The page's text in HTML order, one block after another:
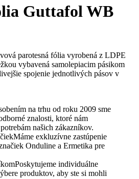
Guttafol WB
parotesná fólia vyrobená z LDPE
vybavená samolepiacim pásikom
spojenie jednotlivých pásov v
na trhu od roku 2009 sme
znalosti, ktoré nám
našich zákazníkov.
Máme exkluzívne zastúpenie
Onduline a Ermetika pre
Poskytujeme individuálne
produktov, aby ste si mohli